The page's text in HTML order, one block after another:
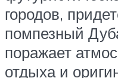
городов,
помпезный
поражает
отдыха и